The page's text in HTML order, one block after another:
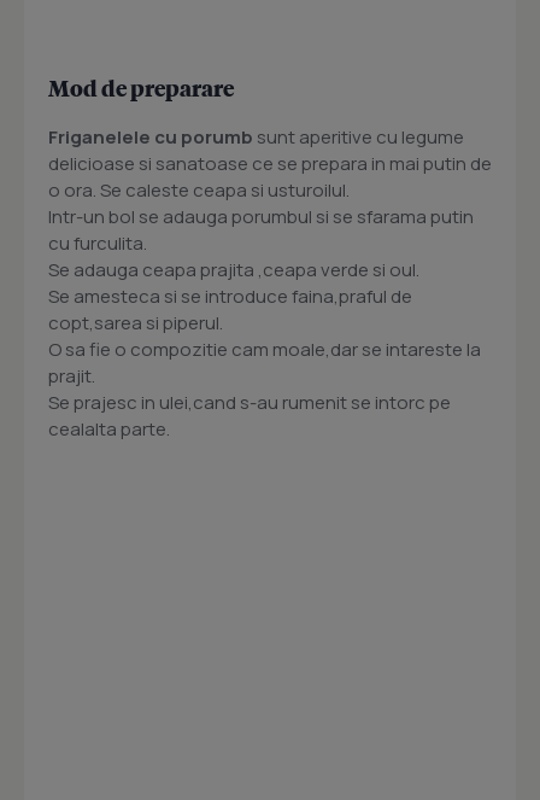
Mod de preparare
Friganelele cu porumb sunt aperitive cu legume
delicioase si sanatoase ce se prepara in mai putin de
o ora. Se caleste ceapa si usturoilul.
Intr-un bol se adauga porumbul si se sfarama putin
cu furculita.
Se adauga ceapa prajita ,ceapa verde si oul.
Se amesteca si se introduce faina,praful de
copt,sarea si piperul.
O sa fie o compozitie cam moale,dar se intareste la
prajit.
Se prajesc in ulei,cand s-au rumenit se intorc pe
cealalta parte.